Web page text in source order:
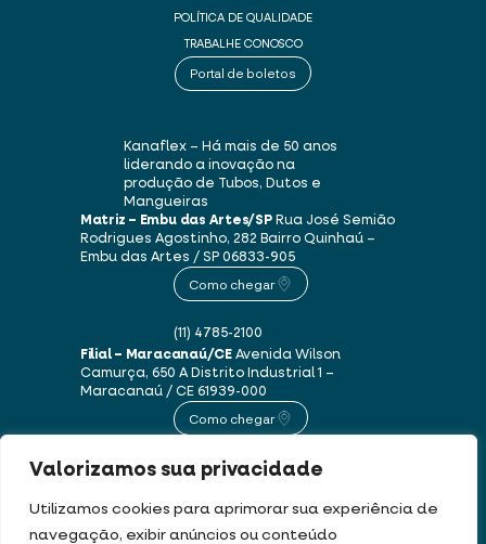
Valorizamos sua privacidade
Utilizamos cookies para aprimorar sua experiência de
navegação, exibir anúncios ou conteúdo
POLÍTICA DE QUALIDADE
TRABALHE CONOSCO
Portal de boletos
Kanaflex – Há mais de 50 anos
liderando a inovação na
produção de Tubos, Dutos e
Mangueiras
Matriz – Embu das Artes/SPRua José Semião
Rodrigues Agostinho, 282 Bairro Quinhaú –
Embu das Artes / SP06833-905
Como chegar
(11) 4785-2100
Filial – Maracanaú/CEAvenida Wilson
Camurça, 650 ADistrito Industrial 1 –
Maracanaú / CE61939-000
Como chegar
(85) 3250-1235